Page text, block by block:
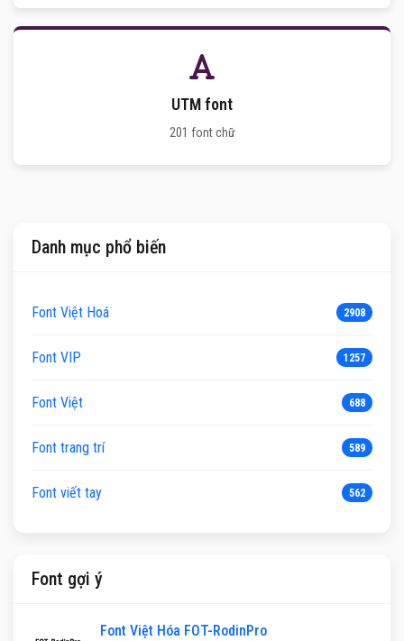
UTM font
201 font chữ
Danh mục phổ biến
Font Việt Hoá 2908
Font VIP 1257
Font Việt 688
Font trang trí 589
Font viết tay 562
Font gợi ý
Font Việt Hóa FOT-RodinPro